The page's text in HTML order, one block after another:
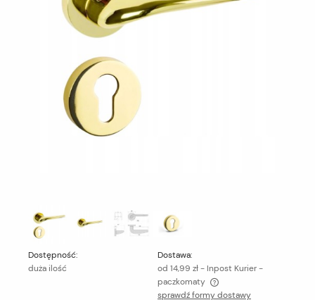
Dostępność:
duża ilość
Dostawa:
od 14,99 zł- Inpost Kurier -
paczkomaty
Cena nie zawiera ewentualnych kosztów płatności
sprawdź formy dostawy